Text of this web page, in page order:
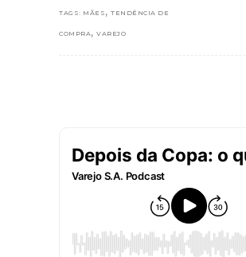
TAGS: MÃES , TENDÊNCIA DE
COMPRA , VAREJO